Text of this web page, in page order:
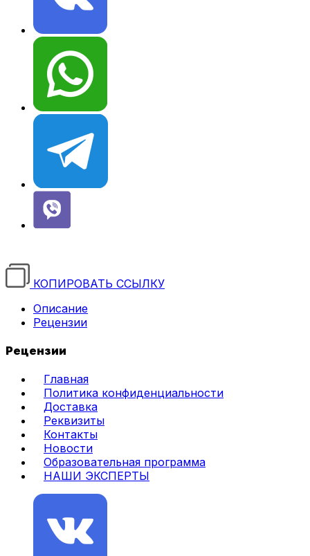
КОПИРОВАТЬ ССЫЛКУ
Описание
Рецензии
Рецензии
Главная
Политика конфиденциальности
Доставка
Реквизиты
Контакты
Новости
Образовательная программа
НАШИ ЭКСПЕРТЫ